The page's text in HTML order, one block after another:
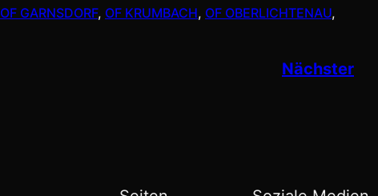
OF GARNSDORF, OF KRUMBACH, OF OBERLICHTENAU
Nächster